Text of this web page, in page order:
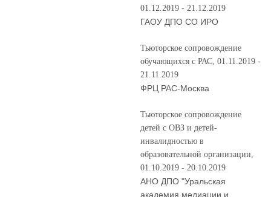
01.12.2019 - 21.12.2019
ГАОУ ДПО СО ИРО
Тьюторское сопровождение
обучающихся с РАС, 01.11.2019 -
21.11.2019
ФРЦ РАС-Москва
Тьюторское сопровождение
детей с ОВЗ и детей-
инвалидностью в
образовательной организации,
01.10.2019 - 20.10.2019
АНО ДПО "Уральская
академия медиации и